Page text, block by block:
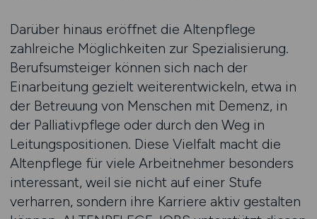
Darüber hinaus eröffnet die Altenpflege
zahlreiche Möglichkeiten zur Spezialisierung.
Berufsumsteiger können sich nach der
Einarbeitung gezielt weiterentwickeln, etwa in
der Betreuung von Menschen mit Demenz, in
der Palliativpflege oder durch den Weg in
Leitungspositionen. Diese Vielfalt macht die
Altenpflege für viele Arbeitnehmer besonders
interessant, weil sie nicht auf einer Stufe
verharren, sondern ihre Karriere aktiv gestalten